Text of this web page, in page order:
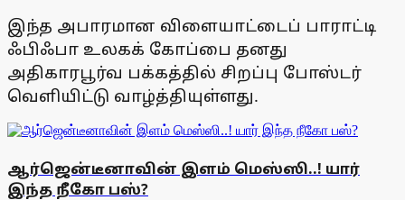
இந்த அபாரமான விளையாட்டைப் பாராட்டி
ஃபிஃபா உலகக் கோப்பை தனது
அதிகாரபூர்வ பக்கத்தில் சிறப்பு போஸ்டர்
வெளியிட்டு வாழ்த்தியுள்ளது.
ஆர்ஜென்டீனாவின் இளம் மெஸ்ஸி..! யார்
இந்த நீகோ பஸ்?